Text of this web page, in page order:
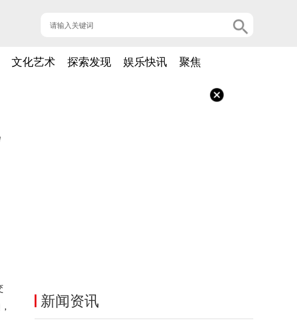
文化艺术 探索发现 娱乐快讯 聚焦
新闻资讯